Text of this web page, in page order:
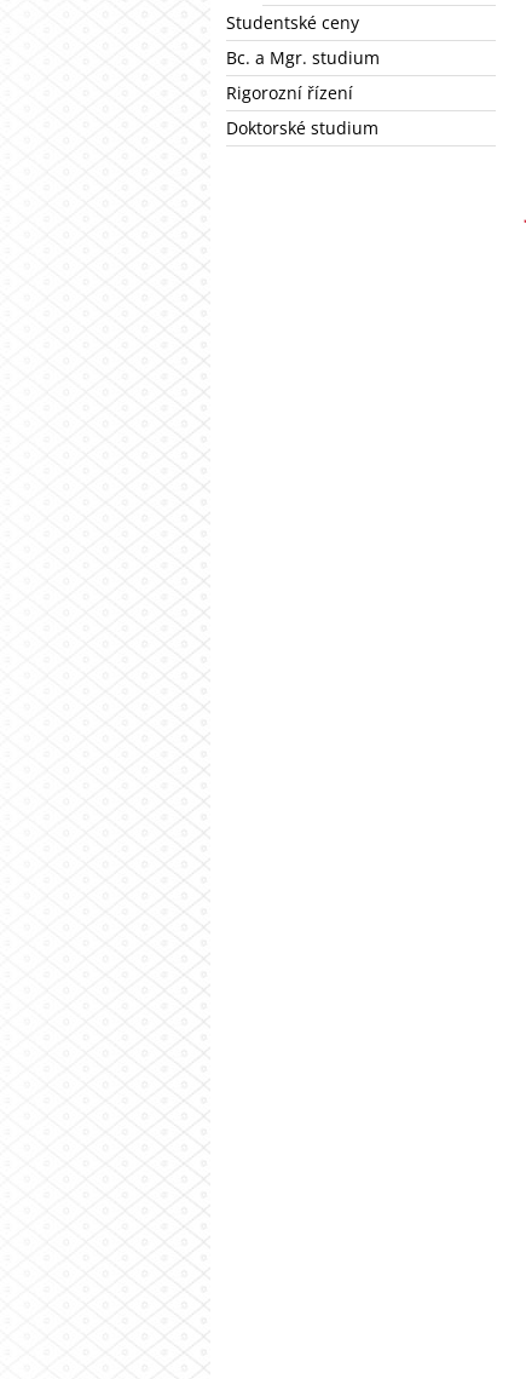
Studentské ceny
Bc. a Mgr. studium
Rigorozní řízení
Doktorské studium